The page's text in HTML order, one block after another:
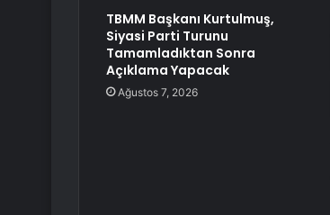
TBMM Başkanı Kurtulmuş,
Siyasi Parti Turunu
Tamamladıktan Sonra
Açıklama Yapacak
Ağustos 7, 2026